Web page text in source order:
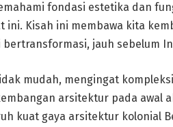
fondasi estetika dan
Kisah ini membawa kita
jauh sebelum
mudah, mengingat
arsitektur pada awal
kuat gaya arsitektur kolonial